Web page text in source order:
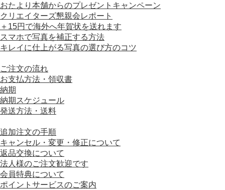
おたより本舗からのプレゼントキャンペーン
クリエイターズ懇親会レポート
＋15円で海外へ年賀状を送れます
スマホで写真を補正する方法
キレイに仕上がる写真の選び方のコツ
ご注文の流れ
お支払方法・領収書
納期
納期スケジュール
発送方法・送料
追加注文の手順
キャンセル・変更・修正について
返品交換について
法人様のご注文歓迎です
会員特典について
ポイントサービスのご案内